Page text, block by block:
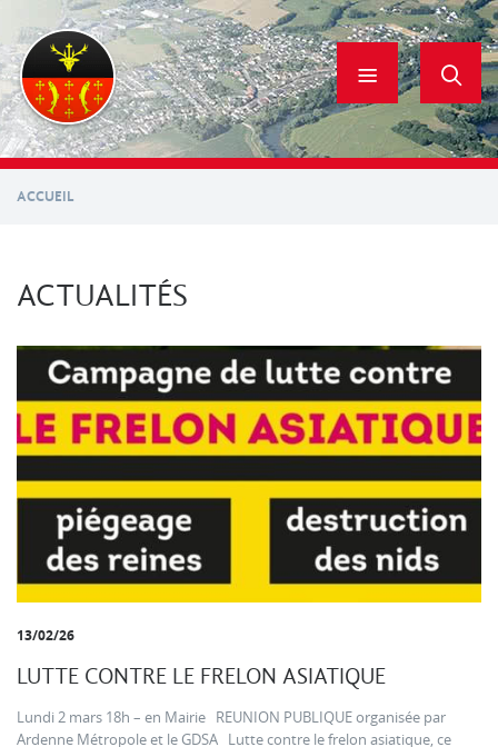
contenu
principal
ACCUEIL
ACTUALITÉS
13/02/26
LUTTE CONTRE LE FRELON ASIATIQUE
Lundi 2 mars 18h – en Mairie REUNION PUBLIQUE organisée par
Ardenne Métropole et le GDSA Lutte contre le frelon asiatique, ce